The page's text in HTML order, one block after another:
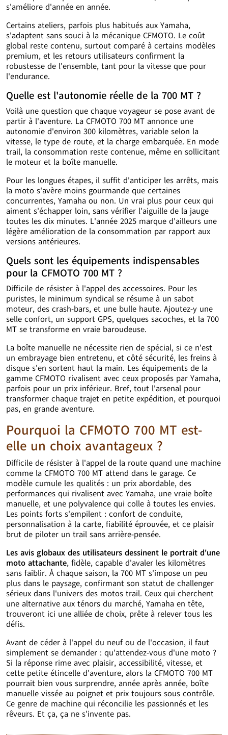
s'améliore d'année en année.
Certains ateliers, parfois plus habitués aux Yamaha,
s'adaptent sans souci à la mécanique CFMOTO. Le coût
global reste contenu, surtout comparé à certains modèles
premium, et les retours utilisateurs confirment la
robustesse de l'ensemble, tant pour la vitesse que pour
l'endurance.
Quelle est l'autonomie réelle de la 700 MT ?
Voilà une question que chaque voyageur se pose avant de
partir à l'aventure. La CFMOTO 700 MT annonce une
autonomie d'environ 300 kilomètres, variable selon la
vitesse, le type de route, et la charge embarquée. En mode
trail, la consommation reste contenue, même en sollicitant
le moteur et la boîte manuelle.
Pour les longues étapes, il suffit d'anticiper les arrêts, mais
la moto s'avère moins gourmande que certaines
concurrentes, Yamaha ou non. Un vrai plus pour ceux qui
aiment s'échapper loin, sans vérifier l'aiguille de la jauge
toutes les dix minutes. L'année 2025 marque d'ailleurs une
légère amélioration de la consommation par rapport aux
versions antérieures.
Quels sont les équipements indispensables
pour la CFMOTO 700 MT ?
Difficile de résister à l'appel des accessoires. Pour les
puristes, le minimum syndical se résume à un sabot
moteur, des crash-bars, et une bulle haute. Ajoutez-y une
selle confort, un support GPS, quelques sacoches, et la 700
MT se transforme en vraie baroudeuse.
La boîte manuelle ne nécessite rien de spécial, si ce n'est
un embrayage bien entretenu, et côté sécurité, les freins à
disque s'en sortent haut la main. Les équipements de la
gamme CFMOTO rivalisent avec ceux proposés par Yamaha,
parfois pour un prix inférieur. Bref, tout l'arsenal pour
transformer chaque trajet en petite expédition, et pourquoi
pas, en grande aventure.
Pourquoi la CFMOTO 700 MT est-
elle un choix avantageux ?
Difficile de résister à l'appel de la route quand une machine
comme la CFMOTO 700 MT attend dans le garage. Ce
modèle cumule les qualités : un prix abordable, des
performances qui rivalisent avec Yamaha, une vraie boîte
manuelle, et une polyvalence qui colle à toutes les envies.
Les points forts s'empilent : confort de conduite,
personnalisation à la carte, fiabilité éprouvée, et ce plaisir
brut de piloter un trail sans arrière-pensée.
Les avis globaux des utilisateurs dessinent le portrait d'une
moto attachante, fidèle, capable d'avaler les kilomètres
sans faiblir. À chaque saison, la 700 MT s'impose un peu
plus dans le paysage, confirmant son statut de challenger
sérieux dans l'univers des motos trail. Ceux qui cherchent
une alternative aux ténors du marché, Yamaha en tête,
trouveront ici une alliée de choix, prête à relever tous les
défis.
Avant de céder à l'appel du neuf ou de l'occasion, il faut
simplement se demander : qu'attendez-vous d'une moto ?
Si la réponse rime avec plaisir, accessibilité, vitesse, et
cette petite étincelle d'aventure, alors la CFMOTO 700 MT
pourrait bien vous surprendre, année après année, boîte
manuelle vissée au poignet et prix toujours sous contrôle.
Ce genre de machine qui réconcilie les passionnés et les
rêveurs. Et ça, ça ne s'invente pas.